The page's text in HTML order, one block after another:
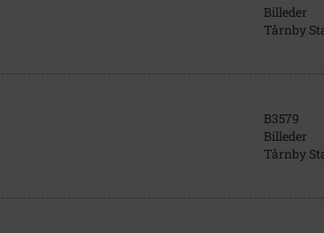
Billeder
Tårnby
B3579
Billeder
Tårnby